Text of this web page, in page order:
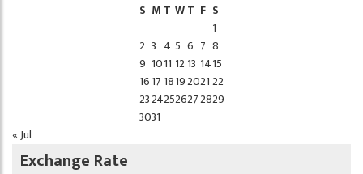
S M T WT F S
1
2 3 4 5 6 7 8
9 1011 12 13 1415
1617 1819202122
23242526272829
3031
« Jul
Exchange Rate